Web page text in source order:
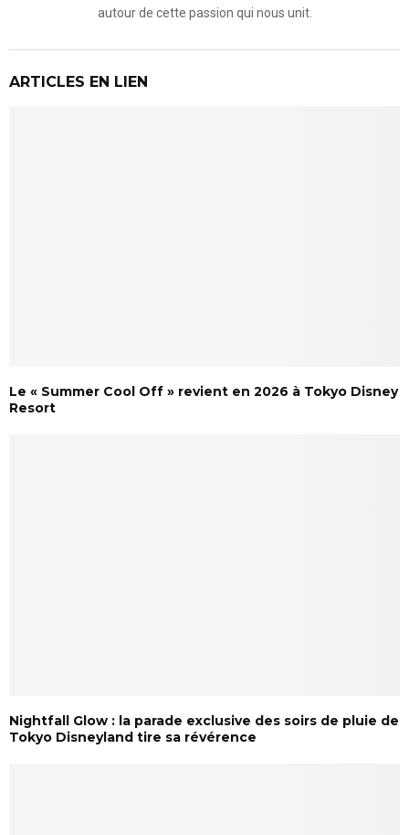
autour de cette passion qui nous unit.
ARTICLES EN LIEN
Le « Summer Cool Off » revient en 2026 à Tokyo Disney
Resort
Nightfall Glow : la parade exclusive des soirs de pluie de
Tokyo Disneyland tire sa révérence